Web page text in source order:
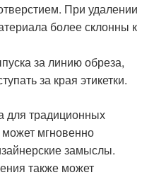
При удалении
более склонны к
за линию обреза,
за края этикетки.
для традиционных
может мгновенно
замыслы.
также может